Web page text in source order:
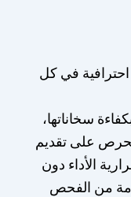
في كل
سخاناتها،
وتحرص على تقديم
الأداء دون
من الفحص